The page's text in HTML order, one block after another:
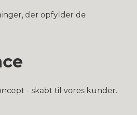
der opfylder de
- skabt til vores kunder.